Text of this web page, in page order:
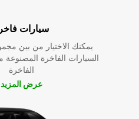
سيارات
يمكنك الاختيار من بين
السيارات الفاخرة
الفاخرة
عرض المزيد